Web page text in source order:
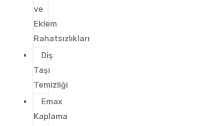
ve
Eklem
Rahatsızlıkları
Diş
Taşı
Temizliği
Emax
Kaplama